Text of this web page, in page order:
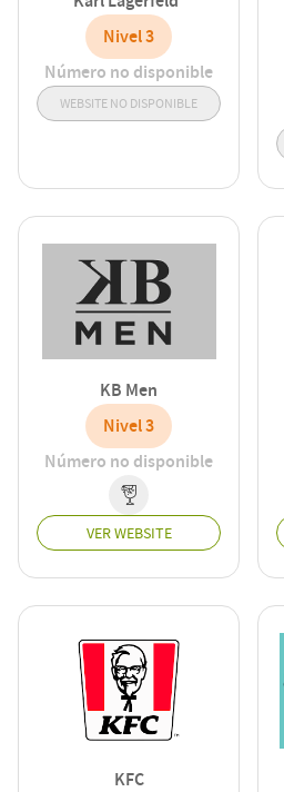
Nivel 3
Número no disponible
WEBSITE NO DISPONIBLE
KB Men
Nivel 3
Número no disponible
VER WEBSITE
KFC